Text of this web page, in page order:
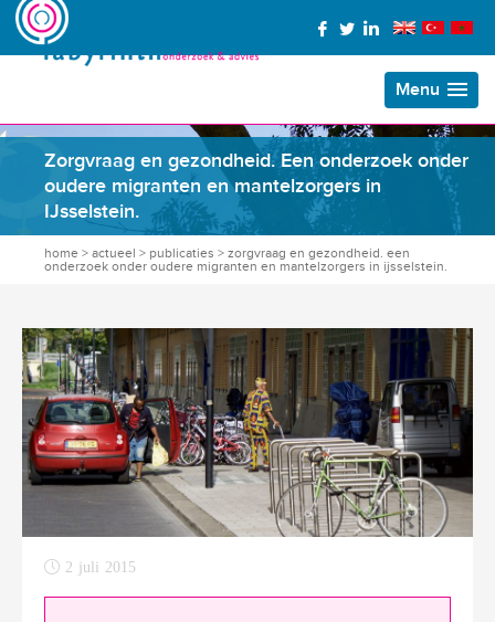
Menu
Zorgvraag en gezondheid. Een onderzoek onder
oudere migranten en mantelzorgers in
IJsselstein.
home > actueel > publicaties > zorgvraag en gezondheid. een
onderzoek onder oudere migranten en mantelzorgers in ijsselstein.
2 juli 2015